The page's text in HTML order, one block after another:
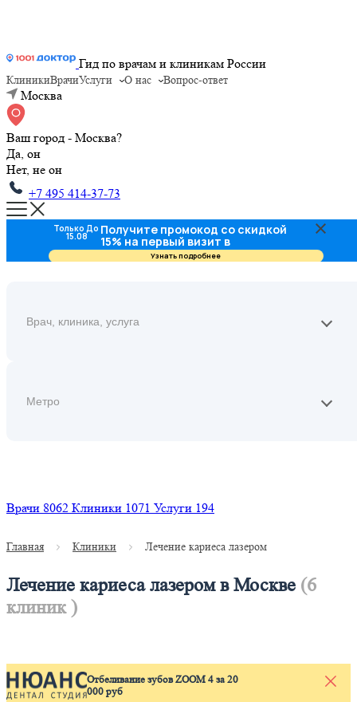
Гид по врачам и клиникам России
КлиникиВрачиУслуги О нас Вопрос-ответ
Москва
Ваш город - Москва?
Да, он
Нет, не он
+7 495 414-37-73
Врачи 8062 Клиники 1071 Услуги 194
Главная Клиники Лечение кариеса лазером
Лечение кариеса лазером в Москве (6
клиник )
Отбеливание зубов ZOOM 4 за 20
000 руб
Только До
15.08 Получите промокод со скидкой
15% на первый визит в
стоматологию
Узнать подробнее